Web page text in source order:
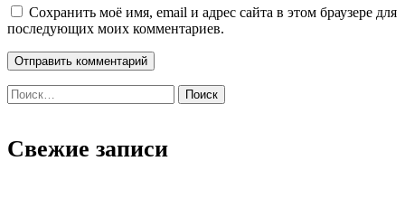
Сохранить моё имя, email и адрес сайта в этом браузере для
последующих моих комментариев.
Найти:
Свежие записи